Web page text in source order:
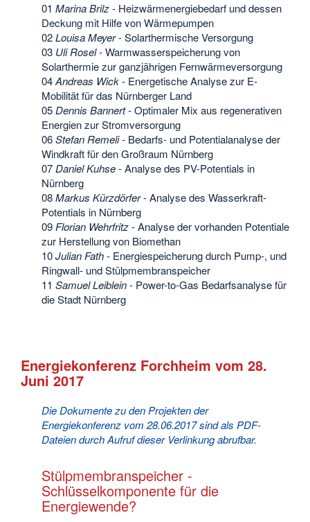
01 Marina Brilz- Heizwärmenergiebedarf und dessen
Deckung mit Hilfe von Wärmepumpen
02Louisa Meyer- Solarthermische Versorgung
03 Uli Rosel- Warmwasserspeicherung von
Solarthermie zur ganzjährigen Fernwärmeversorgung
04Andreas Wick- Energetische Analyse zur E-
Mobilität für das Nürnberger Land
05Dennis Bannert- Optimaler Mix aus regenerativen
Energien zur Stromversorgung
06Stefan Remeli- Bedarfs- und Potentialanalyse der
Windkraft für den Großraum Nürnberg
07Daniel Kuhse- Analyse des PV-Potentials in
Nürnberg
08Markus Kürzdörfer- Analyse des Wasserkraft-
Potentials in Nürnberg
09 Florian Wehrfritz- Analyse der vorhanden Potentiale
zur Herstellung von Biomethan
10Julian Fath- Energiespeicherung durch Pump-, und
Ringwall- und Stülpmembranspeicher
11 Samuel Leiblein- Power-to-Gas Bedarfsanalyse für
die Stadt Nürnberg
Energiekonferenz Forchheim vom 28.
Juni 2017
Die Dokumente zu den Projekten der
Energiekonferenz vom 28.06.2017 sind als PDF-
Dateien durch Aufruf dieser Verlinkung abrufbar.
Stülpmembranspeicher -
Schlüsselkomponente für die
Energiewende?